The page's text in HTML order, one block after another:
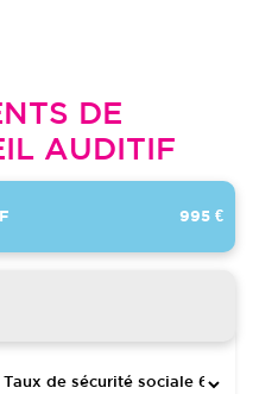
DE
AUDITIF
995 €